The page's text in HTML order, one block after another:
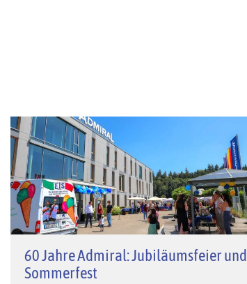
60 Jahre Admiral: Jubiläumsfeier und
Sommerfest